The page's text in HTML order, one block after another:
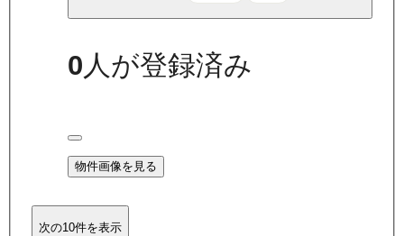
0 人が登録済み
物件画像を見る
次の10件を表示